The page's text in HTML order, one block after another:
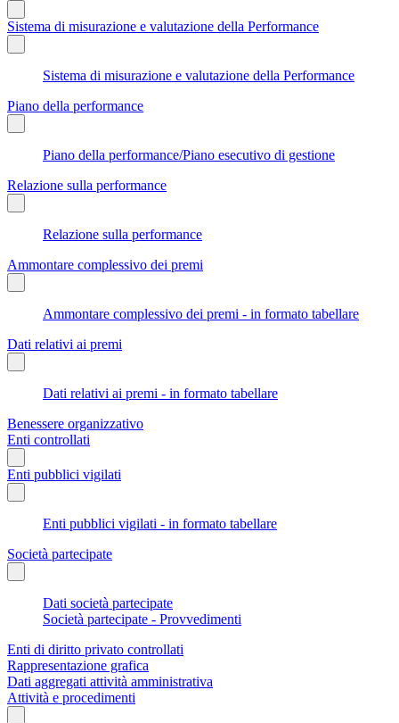
Sistema di misurazione e valutazione della Performance
Sistema di misurazione e valutazione della Performance
Piano della performance
Piano della performance/Piano esecutivo di gestione
Relazione sulla performance
Relazione sulla performance
Ammontare complessivo dei premi
Ammontare complessivo dei premi - in formato tabellare
Dati relativi ai premi
Dati relativi ai premi - in formato tabellare
Benessere organizzativo
Enti controllati
Enti pubblici vigilati
Enti pubblici vigilati - in formato tabellare
Società partecipate
Dati società partecipate
Società partecipate - Provvedimenti
Enti di diritto privato controllati
Rappresentazione grafica
Dati aggregati attività amministrativa
Attività e procedimenti